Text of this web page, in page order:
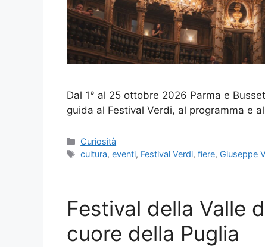
Dal 1° al 25 ottobre 2026 Parma e
guida al Festival Verdi, al programma e
Categorie
Curiosità
Tag
cultura,eventi, Festival Verdi,fiere, Giuseppe
Festival della Valle
cuore della Puglia